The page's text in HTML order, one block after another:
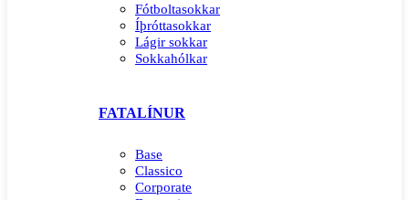
Fótboltasokkar
Íþróttasokkar
Lágir sokkar
Sokkahólkar
FATALÍNUR
Base
Classico
Corporate